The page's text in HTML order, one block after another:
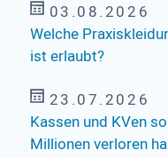
03.08.2026
Welche
ist erlaubt?
23.07.2026
Kassen und KVen
Millionen verloren